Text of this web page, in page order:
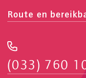
Route en
(033) 760